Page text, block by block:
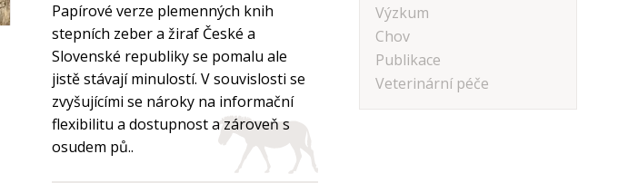
Papírové verze plemenných knih
stepních zeber a žiraf České a
Slovenské republiky se pomalu ale
jistě stávají minulostí. V souvislosti se
zvyšujícími se nároky na informační
flexibilitu a dostupnost a zároveň s
osudem pů..
Výzkum
Chov
Publikace
Veterinární péče